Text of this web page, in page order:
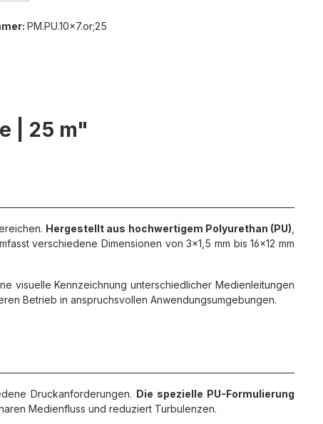
PM.PU.10x7.or;25
| 25 m"
Hergestellt aus hochwertigem Polyurethan (PU)
verschiedene Dimensionen von 3x1,5 mm bis 16x12 mm
visuelle Kennzeichnung unterschiedlicher Medienleitungen
Betrieb in anspruchsvollen Anwendungsumgebungen.
Druckanforderungen. Die spezielle PU-Formulierung
Medienfluss und reduziert Turbulenzen.